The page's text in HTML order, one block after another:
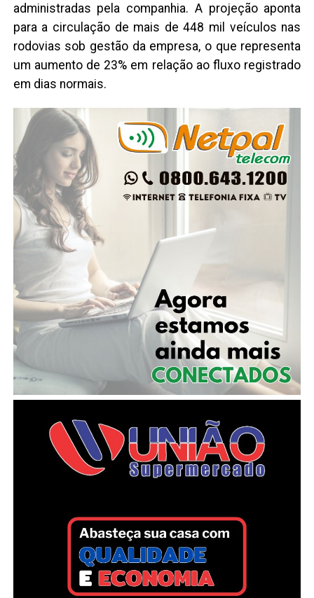
administradas pela companhia. A projeção aponta
para a circulação de mais de 448 mil veículos nas
rodovias sob gestão da empresa, o que representa
um aumento de 23% em relação ao fluxo registrado
em dias normais.